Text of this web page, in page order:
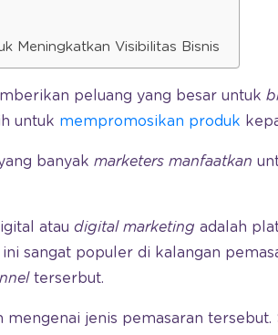
Meningkatkan Visibilitas Bisnis
peluang yang besar untuk
untuk mempromosikan produk
banyak marketers manfaatkan
atau digital marketing adalah
sangat populer di kalangan
terserbut.
jenis pemasaran tersebut.